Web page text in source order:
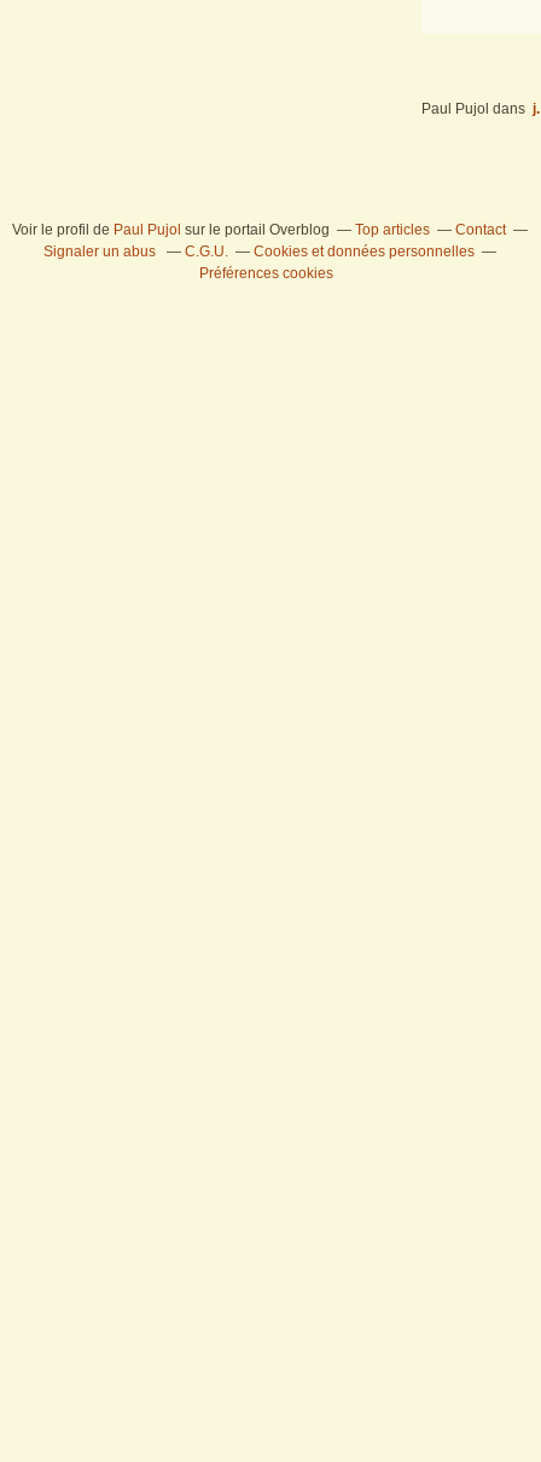
Paul Pujol dans
Voir le profil de Paul Pujol sur le portail Overblog Top articles
Contact
Signaler un abus
C.G.U.
Cookies et données personnelles
Préférences cookies